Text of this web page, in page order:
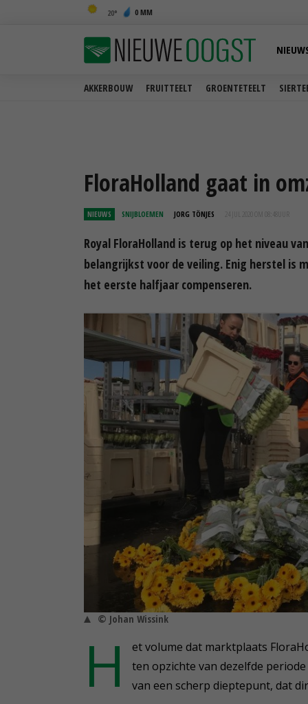
20 0 MM
AKKERBOUW FRUITTEELT GROENTETEELT
FloraHolland gaat in
NIEUWS SNIJBLOEMEN JORG TÖNJES 24 JUL 2020 OM 08:48
Royal FloraHolland is terug op het niveau
belangrijkst voor de veiling. Enig herstel is
het eerste halfjaar compenseren.
© Johan Wissink
H
et volume dat marktplaats
ten opzichte van dezelfde
van een scherp dieptepunt, dat